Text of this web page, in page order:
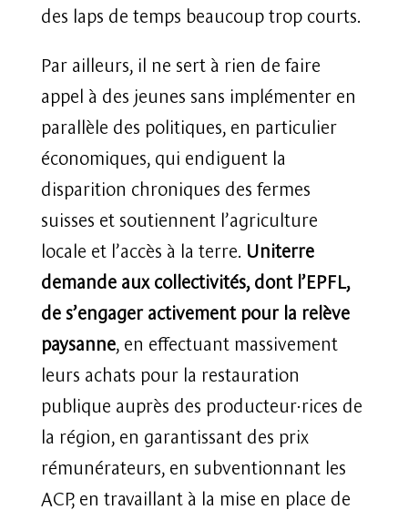
des laps de temps beaucoup trop courts.
Par ailleurs, il ne sert à rien de faire
appel à des jeunes sans implémenter en
parallèle des politiques, en particulier
économiques, qui endiguent la
disparition chroniques des fermes
suisses et soutiennent l’agriculture
locale et l’accès à la terre. Uniterre
demande aux collectivités, dont l’EPFL,
de s’engager activement pour la relève
paysanne, en effectuant massivement
leurs achats pour la restauration
publique auprès des producteur·rices de
la région, en garantissant des prix
rémunérateurs, en subventionnant les
ACP, en travaillant à la mise en place de